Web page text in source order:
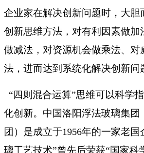
企业家在解决创新问题时，大胆
创新思维方法，对有利因素做加
做减法，对资源机会做乘法、对
法，进而达到系统化解决创新问
“四则混合运算”思维可以科学
化创新。中国洛阳浮法玻璃集团
团）是成立于1956年的一家老国
璃工艺技术”曾先后荣获“国家科